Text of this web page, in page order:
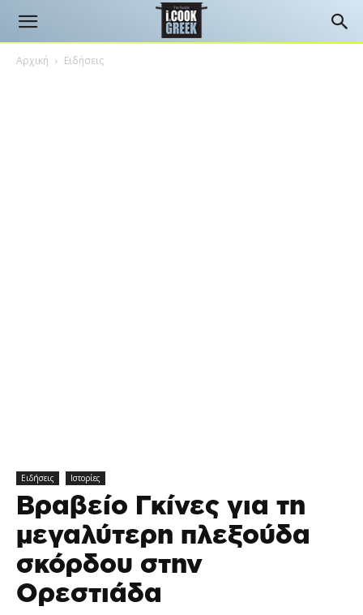
Αρχική Ειδήσεις
Ειδήσεις Ιστορίες
Βραβείο Γκίνες για τη
μεγαλύτερη πλεξούδα
σκόρδου στην
Ορεστιάδα